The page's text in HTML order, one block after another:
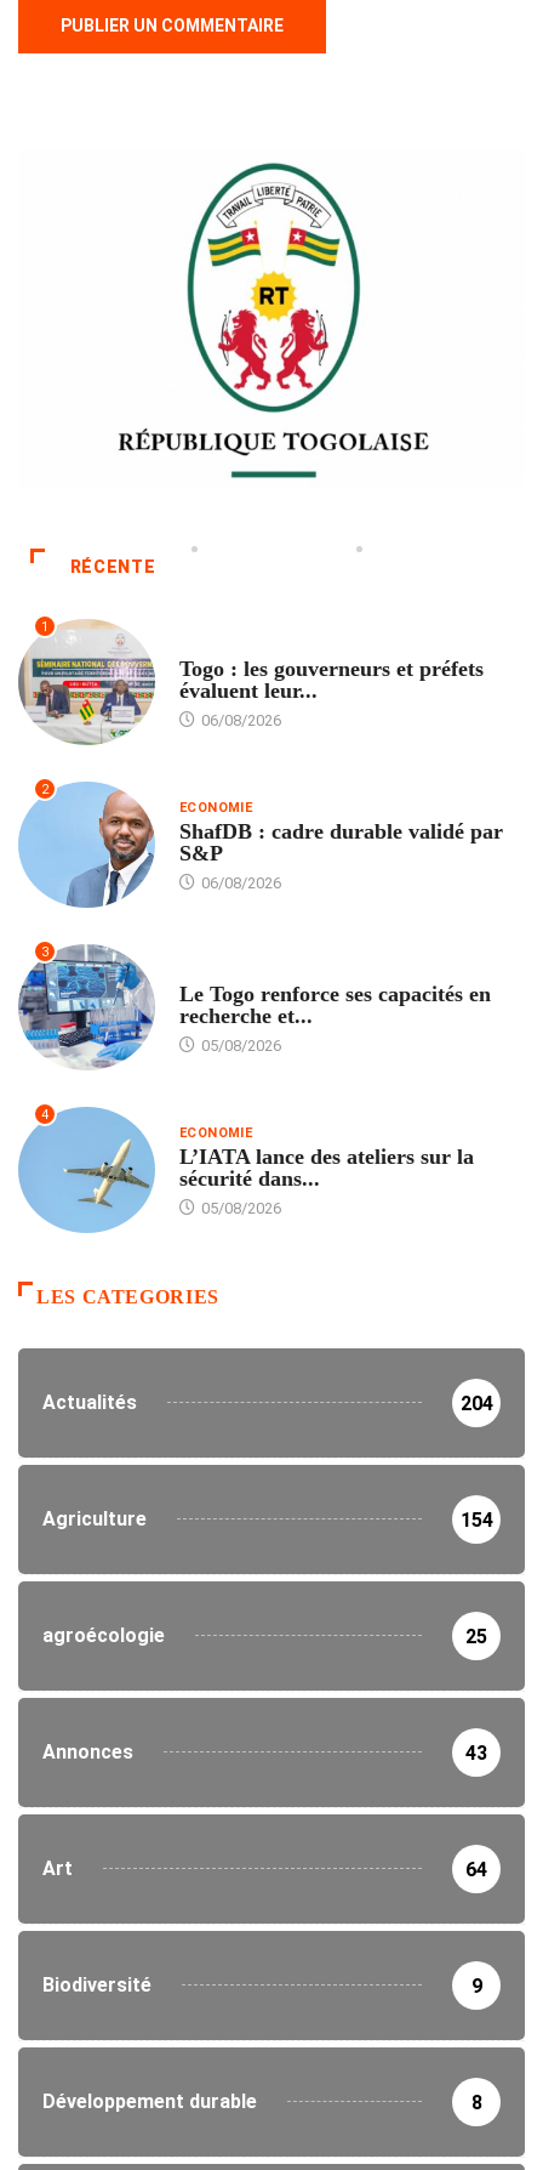
RÉCENTE
1
Togo : les gouverneurs et préfets
évaluent leur...
06/08/2026
2
ECONOMIE
ShafDB : cadre durable validé par
S&P
06/08/2026
3
Le Togo renforce ses capacités en
recherche et...
05/08/2026
4
ECONOMIE
L’IATA lance des ateliers sur la
sécurité dans...
05/08/2026
LES CATEGORIES
Actualités 204
Agriculture 154
agroécologie 25
Annonces 43
Art 64
Biodiversité 9
Développement durable 8